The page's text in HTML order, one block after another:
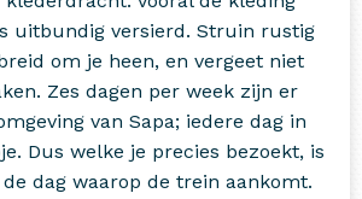
uitbundig versierd. Struin rustig
om je heen, en vergeet niet
Zes dagen per week zijn er
van Sapa; iedere dag in
Dus welke je precies bezoekt, is
dag waarop de trein aankomt.